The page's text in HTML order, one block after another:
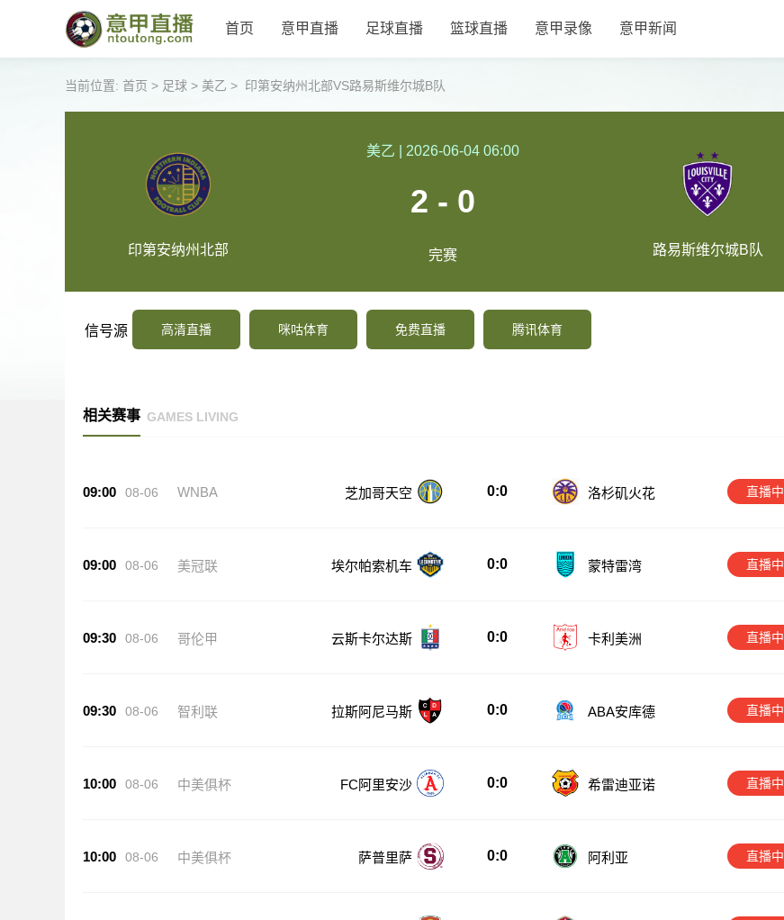
首页 意甲直播 足球直播 篮球直播 意甲录像 意甲新闻
当前位置: 首页 > 足球 > 美乙 > 印第安纳州北部VS路易斯维尔城B队
印第安纳州北部
美乙 2026-06-04 06:00
2 - 0
完赛 路易斯维尔城B队
信号源 高清直播 咪咕体育 免费直播 腾讯体育
相关赛事 GAMES LIVING
09:00 08-06 WNBA 芝加哥天空 0:0 洛杉矶火花 直播中
09:00 08-06 美冠联 埃尔帕索机车 0:0 蒙特雷湾 直播中
09:30 08-06 哥伦甲 云斯卡尔达斯 0:0 卡利美洲 直播中
09:30 08-06 智利联 拉斯阿尼马斯 0:0 ABA安库德 直播中
10:00 08-06 中美俱杯 FC阿里安沙 0:0 希雷迪亚诺 直播中
10:00 08-06 中美俱杯 萨普里萨 0:0 阿利亚 直播中